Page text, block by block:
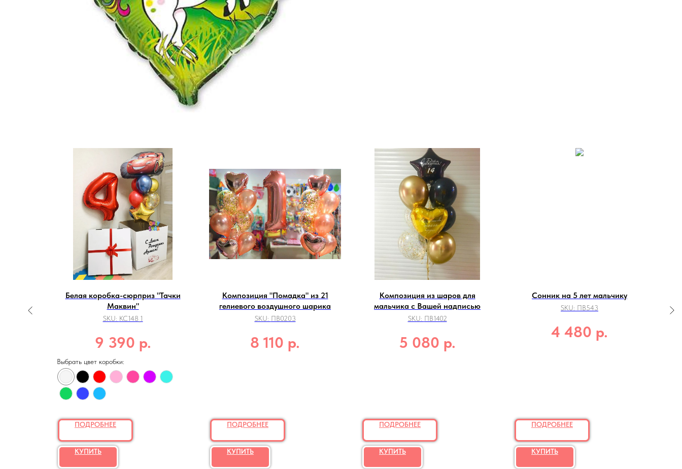
Белая коробка-сюрприз "Тачки
Маквин"
SKU: КС148_1
9 390 р.
Выбрать цвет коробки:
ПОДРОБНЕЕ
КУПИТЬ
Композиция "Помадка" из 21
гелиевого воздушного шарика
SKU: ПВ0203
8 110 р.
ПОДРОБНЕЕ
КУПИТЬ
Композиция из шаров для
мальчика с Вашей надписью
SKU: ПВ1402
5 080 р.
ПОДРОБНЕЕ
КУПИТЬ
Сонник на 5 лет мальчику
SKU: ПВ543
4 480 р.
ПОДРОБНЕЕ
КУПИТЬ